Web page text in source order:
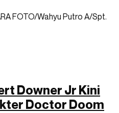
FOTO/Wahyu Putro A/Spt.
Downer Jr Kini
Doctor Doom